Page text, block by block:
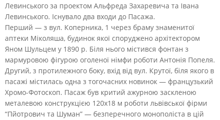
Левинського за проектом Альфреда Захаревича та Івана
Левинського. Існувало два входи до Пасажа.
Перший — з вул. Коперника, 1 через браму знаменитої
аптеки Міколяша, будинок якої споруджено архітектором
Яном Шульцем у 1890 р. Біля нього містився фонтан з
мармуровою фігурою оголеної німфи роботи Антонія Попеля.
Другий, з протилежного боку, вхід від вул. Крутої, біля якого в
пасажі містилась одна з тогочасних новинок — французький
Хромо-Фотоскоп. Пасаж був критий ажурною заскленою
металевою конструкцією 120х18 м роботи львівської фірми
“Пйотрович та Шуман” — безперечного монополіста в цій